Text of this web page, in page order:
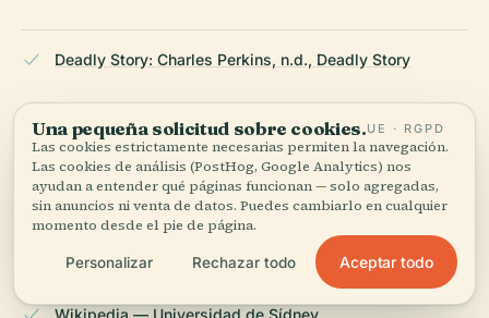
Deadly Story: Charles Perkins, n.d., Deadly Story
Chau Chak Wing Museum, 2024, University of Sydney
Audiala app, n.d., Audiala
Wikipedia — Universidad de Sídney
Una pequeña solicitud sobre cookies.UE · RGPD
Las cookies estrictamente necesarias permiten la navegación.
Las cookies de análisis (PostHog, Google Analytics) nos
ayudan a entender qué páginas funcionan — solo agregadas,
sin anuncios ni venta de datos. Puedes cambiarlo en cualquier
momento desde el pie de página.
Personalizar Rechazar todo Aceptar todo